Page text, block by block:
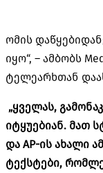
ომის
იყო“, – ამბობს
ტელეარხთან
„ყველას,
იტყუებიან. მათ
და AP-ის ახალი
ტექსტები,